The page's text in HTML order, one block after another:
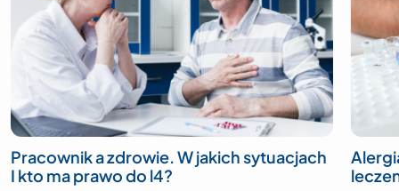
Pracownik a zdrowie. W jakich sytuacjach
I kto ma prawo do l4?